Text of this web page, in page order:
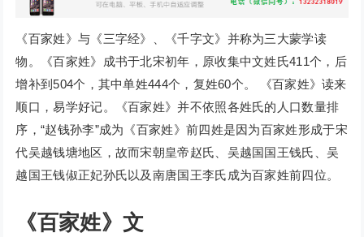
《百家姓》与《三字经》、《千字文》并称为三大蒙学读
物。《百家姓》成书于北宋初年，原收集中文姓氏411个，后
增补到504个，其中单姓444个，复姓60个。 《百家姓》读来
顺口，易学好记。《百家姓》并不依照各姓氏的人口数量排
序，“赵钱孙李”成为《百家姓》前四姓是因为百家姓形成于宋
代吴越钱塘地区，故而宋朝皇帝赵氏、吴越国国王钱氏、吴
越国王钱俶正妃孙氏以及南唐国王李氏成为百家姓前四位。
《百家姓》文